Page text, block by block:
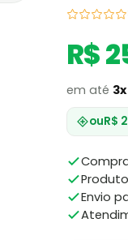
R$
em até
ouR$
Envio